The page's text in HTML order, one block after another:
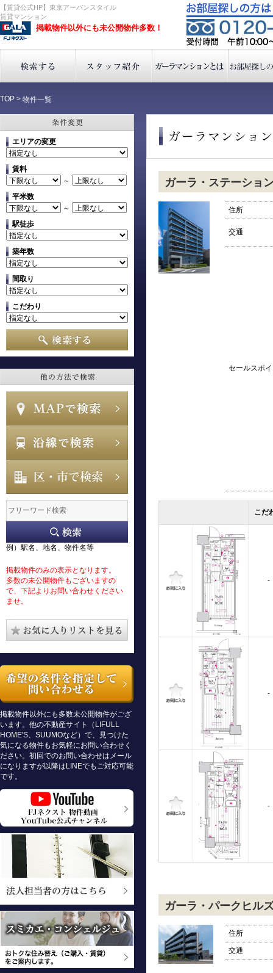
【賃貸公式HP】東京アーバンスタイル
賃貸マンション
掲載物件以外にも未公開物件多数！
TOP > 物件一覧
エリアの変更
賃料
～
平米数
～
駅徒歩
築年数
間取り
こだわり
例）駅名、地名、物件名等
掲載物件のみの表示となります。
多数の未公開物件もございますの
で、下記よりお問い合わせください
ませ。
掲載物件以外にも多数未公開物件がござ
います。他の不動産サイト（LIFULL
HOME'S、SUUMOなど）で、見つけた
気になる物件もお気軽にお問い合わせく
ださい。初回でのお問い合わせはメール
になりますが以降はLINEでもご対応可能
です。
ガーラ・ステーショ
住所
交通
セールスポ
こだ
-
-
-
ガーラ・パークヒル
住所
交通